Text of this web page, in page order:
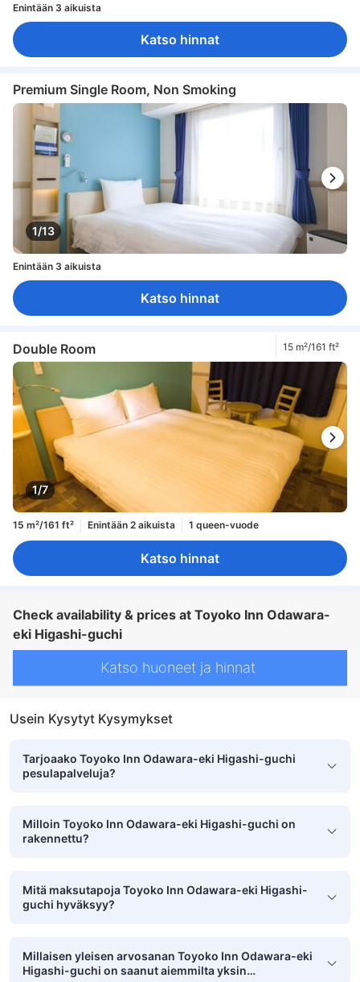
Enintään 3 aikuista
Katso hinnat
Premium Single Room, Non Smoking
1/13
Enintään 3 aikuista
Katso hinnat
Double Room 15 m²/161 ft²
1/7
15 m²/161 ft² Enintään 2 aikuista 1 queen-vuode
Katso hinnat
Check availability & prices at Toyoko Inn Odawara-
eki Higashi-guchi
Katso huoneet ja hinnat
Usein Kysytyt Kysymykset
Tarjoaako Toyoko Inn Odawara-eki Higashi-guchi
pesulapalveluja?
Milloin Toyoko Inn Odawara-eki Higashi-guchi on
rakennettu?
Mitä maksutapoja Toyoko Inn Odawara-eki Higashi-
guchi hyväksyy?
Millaisen yleisen arvosanan Toyoko Inn Odawara-eki
Higashi-guchi on saanut aiemmilta yksin